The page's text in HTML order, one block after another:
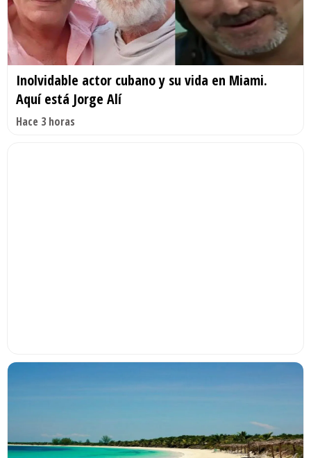
Inolvidable actor cubano y su vida en Miami.
Aquí está Jorge Alí
Hace 3 horas